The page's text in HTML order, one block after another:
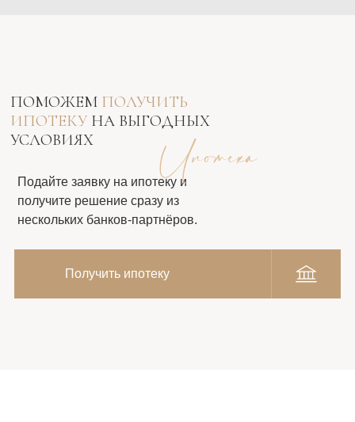
ПОМОЖЕМ ПОЛУЧИТЬ
ИПОТЕКУ НА ВЫГОДНЫХ
УСЛОВИЯХ
Подайте заявку на ипотеку и
получите решение сразу из
нескольких банков-партнёров.
Получить ипотеку